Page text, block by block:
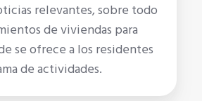
relevantes, sobre todo
de viviendas para
se ofrece a los residentes
de actividades.